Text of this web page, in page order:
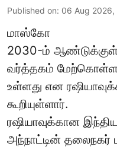
Published on: 06 Aug 2026,
மாஸ்கோ
2030-ம் ஆண்டுக்குள்
வர்த்தகம் மேற்கொள்ள
உள்ளது என
கூறியுள்ளார்.
ரஷியாவுக்கான
அந்நாட்டின்